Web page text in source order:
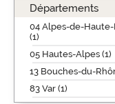
Départements
04 Alpes-de-
(1)
05 Hautes-Alpes (1)
13 Bouches-du-
83 Var (1)